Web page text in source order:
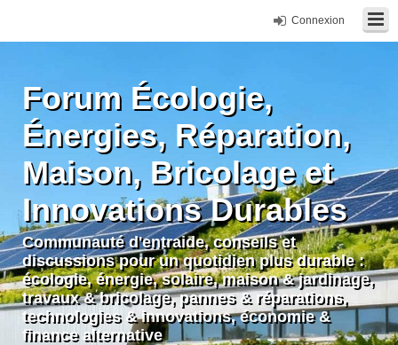
Connexion
Forum Écologie,
Énergies, Réparation,
Maison, Bricolage et
Innovations Durables
Communauté d'entraide, conseils et
discussions pour un quotidien plus durable :
écologie, énergie, solaire, maison & jardinage,
travaux & bricolage, pannes & réparations,
technologies & innovations, économie &
finance alternative